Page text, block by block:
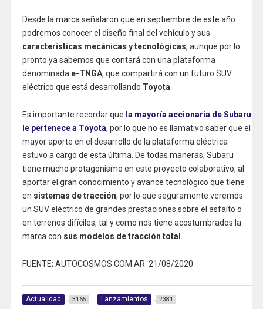
Desde la marca señalaron que en septiembre de este año
podremos conocer el diseño final del vehículo y sus
características mecánicas y tecnológicas, aunque por lo
pronto ya sabemos que contará con una plataforma
denominadae-TNGA, que compartirá con un futuro SUV
eléctrico que está desarrollando Toyota.
Es importante recordar que la mayoría accionaria de Subaru
le pertenece a Toyota, por lo que no es llamativo saber que el
mayor aporte en el desarrollo de la plataforma eléctrica
estuvo a cargo de esta última. De todas maneras, Subaru
tiene mucho protagonismo en este proyecto colaborativo, al
aportar el gran conocimiento y avance tecnológico que tiene
en sistemas de tracción, por lo que seguramente veremos
un SUV eléctrico de grandes prestaciones sobre el asfalto o
en terrenos difíciles, tal y como nos tiene acostumbrados la
marca con sus modelos de tracción total .
FUENTE; AUTOCOSMOS.COM.AR 21/08/2020
Actualidad 3165 Lanzamientos 2381